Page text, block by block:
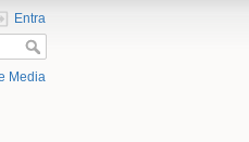
Entra
Media